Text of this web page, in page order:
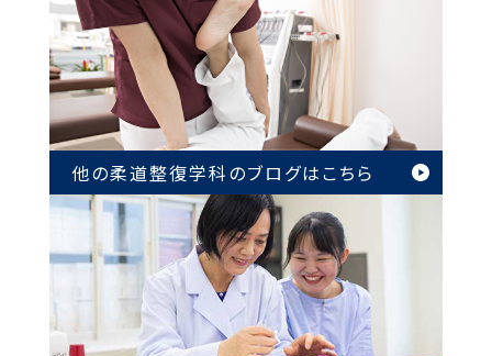
他の柔道整復学科のブログはこちら